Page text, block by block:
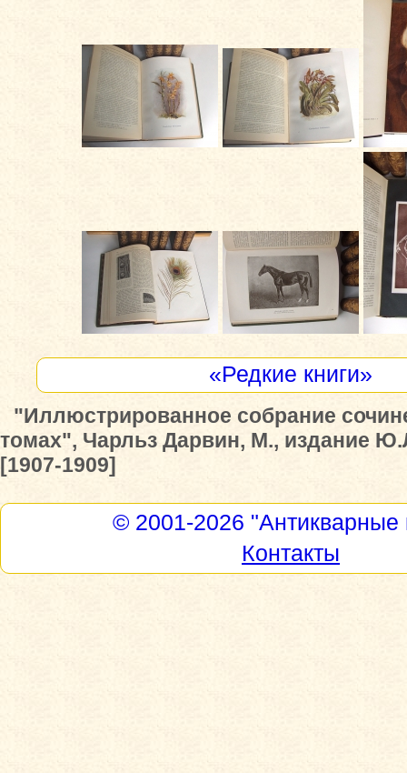
«Редкие книги»
"Иллюстрированное собрание
томах", Чарльз Дарвин, М., издание
[1907-1909]
© 2001-2026 "Антикварные
Контакты